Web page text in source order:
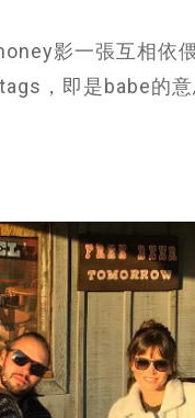
影一張互相
，即是babe的